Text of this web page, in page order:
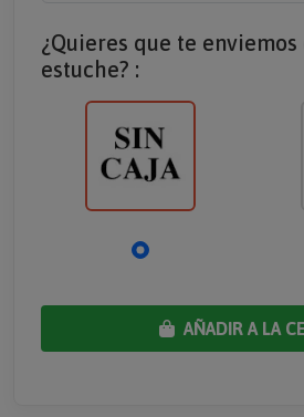
¿Quieres que te
estuche? :
AÑADIR A LA